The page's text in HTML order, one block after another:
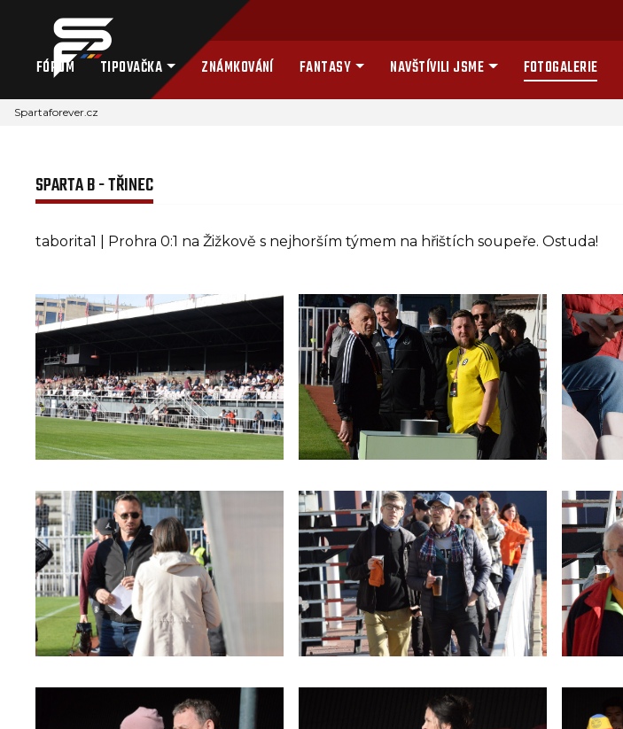
FÓRUM TIPOVAČKA ZNÁMKOVÁNÍ FANTASY NAVŠTÍVILI JSME FOTOGALERIE
Spartaforever.cz
SPARTA B - TŘINEC
taborita1 | Prohra 0:1 na Žižkově s nejhorším týmem na hřištích soupeře. Ostuda!